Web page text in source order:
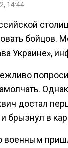
14:44
бойцов.
Украине»,
достал
брызнул в
военным